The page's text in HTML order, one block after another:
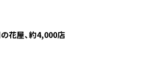
花屋、約4,000店